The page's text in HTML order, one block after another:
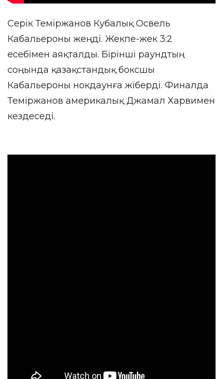
Серік Теміржанов Кубалық Освель
Кабальероны жеңді. Жекпе-жек 3:2
есебімен аяқталды. Бірінші раундтың
соңында қазақстандық боксшы
Кабальероны нокдаунға жіберді. Финалда
Теміржанов америкалық Джамал Харвимен
кездеседі.